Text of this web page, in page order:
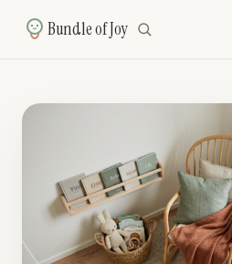
Bundle of Joy